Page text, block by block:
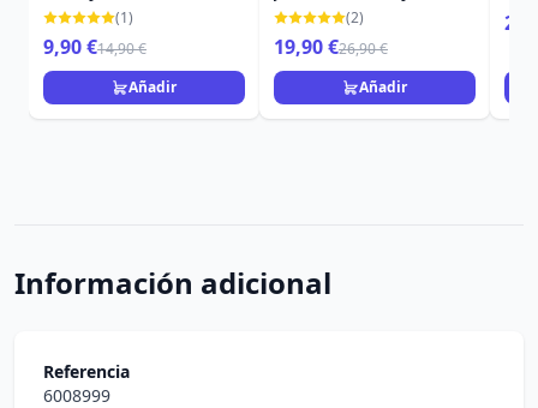
(1)
9,90 €14,90 €
Añadir
Princess(2)
19,90 €26,90 €
Añadir
Información adicional
Referencia
6008999